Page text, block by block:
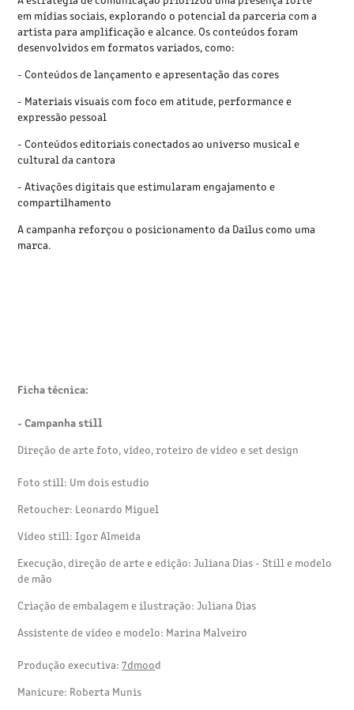
em mídias sociais, explorando o potencial da parceria com a
artista para amplificação e alcance. Os conteúdos foram
desenvolvidos em formatos variados, como:
- Conteúdos de lançamento e apresentação das cores
- Materiais visuais com foco em atitude, performance e
expressão pessoal
- Conteúdos editoriais conectados ao universo musical e
cultural da cantora
- Ativações digitais que estimularam engajamento e
compartilhamento
A campanha reforçou o posicionamento da Dailus como uma
marca.
Ficha técnica:
- Campanha still
Direção de arte foto, vídeo, roteiro de vídeo e set design
Foto still: Um dois estudio
Retoucher: Leonardo Miguel​​​​​​​
Vídeo still: Igor Almeida
Execução, direção de arte e edição: Juliana Dias - Still e modelo
de mão
Criação de embalagem e ilustração: Juliana Dias
Assistente de vídeo e modelo: Marina Malveiro
Produção executiva:7dmood
Manicure: Roberta Munis